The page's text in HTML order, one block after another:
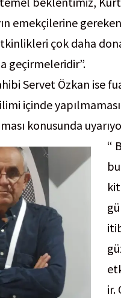
emekçilerine
çok daha
geçirmeleridir”.
Servet Özkan ise
içinde
konusunda
“
ir.